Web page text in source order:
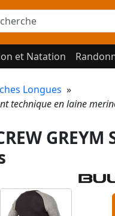
et Natation
Longues »
technique en laine